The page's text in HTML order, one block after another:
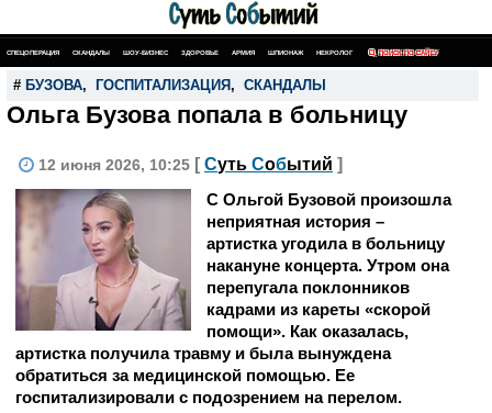
СПЕЦОПЕРАЦИЯ СКАНДАЛЫ ШОУ-БИЗНЕС ЗДОРОВЬЕ АРМИЯ ШПИОНАЖ НЕКРОЛОГ ПОИСК ПО САЙТУ
# БУЗОВА, ГОСПИТАЛИЗАЦИЯ , СКАНДАЛЫ
Ольга Бузова попала в больницу
12 июня 2026, 10:25 [ Суть Событий ]
С Ольгой Бузовой произошла
неприятная история –
артистка угодила в больницу
накануне концерта. Утром она
перепугала поклонников
кадрами из кареты «скорой
помощи». Как оказалась,
артистка получила травму и была вынуждена
обратиться за медицинской помощью. Ее
госпитализировали с подозрением на перелом.